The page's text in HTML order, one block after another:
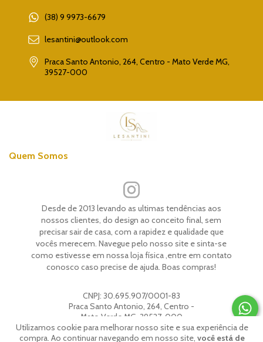
Utilizamos cookie para melhorar nosso site e sua experiência de
compra. Ao continuar navegando em nosso site, você está de
(38) 9 9973-6679
lesantini@outlook.com
Praca Santo Antonio, 264, Centro - Mato Verde MG,
39527-000
Quem Somos
Desde de 2013 levando as ultimas tendências aos
nossos clientes, do design ao conceito final, sem
precisar sair de casa, com a rapidez e qualidade que
vocês merecem. Navegue pelo nosso site e sinta-se
como estivesse em nossa loja física ,entre em contato
conosco caso precise de ajuda. Boas compras!
CNPJ: 30.695.907/0001-83
Praca Santo Antonio, 264, Centro -
Mato Verde MG, 39527-000